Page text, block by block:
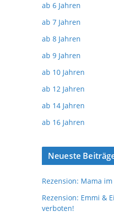
ab 6 Jahren
ab 7 Jahren
ab 8 Jahren
ab 9 Jahren
ab 10 Jahren
ab 12 Jahren
ab 14 Jahren
ab 16 Jahren
Neueste
Rezension: Mama
Rezension: Emmi &
verboten!